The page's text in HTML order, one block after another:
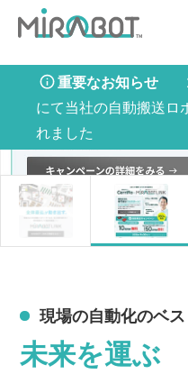
内容をスキップ重要なお知らせ
にて当社の自動搬送ロ
れました
現場の⾃動化のベ
未来を運ぶ